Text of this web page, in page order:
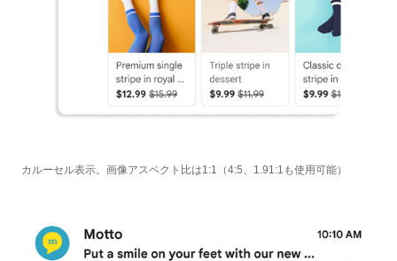
カルーセル表示。画像アスペクト比は1:1（4:5、1.91:1も使用可能）